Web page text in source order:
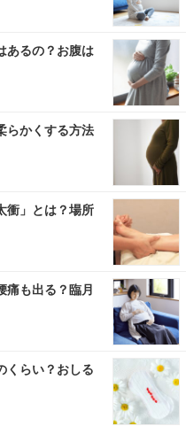
あるの？お腹は
らかくする方法
衝」とは？場所
痛も出る？臨月
くらい？おしる